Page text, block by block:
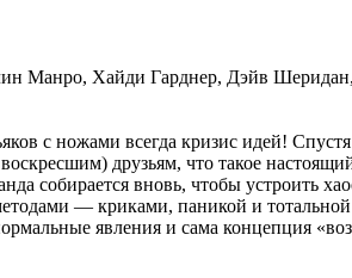
Манро, Хайди Гарднер, Дэйв
с ножами всегда кризис идей!
друзьям, что такое
собирается вновь, чтобы устроить
— криками, паникой и тотальной
явления и сама концепция